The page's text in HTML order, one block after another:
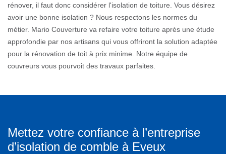
rénover, il faut donc considérer l'isolation de toiture. Vous désirez
avoir une bonne isolation ? Nous respectons les normes du
métier. Mario Couverture va refaire votre toiture après une étude
approfondie par nos artisans qui vous offriront la solution adaptée
pour la rénovation de toit à prix minime. Notre équipe de
couvreurs vous pourvoit des travaux parfaites.
Mettez votre confiance à l’entreprise
d’isolation de comble à Eveux